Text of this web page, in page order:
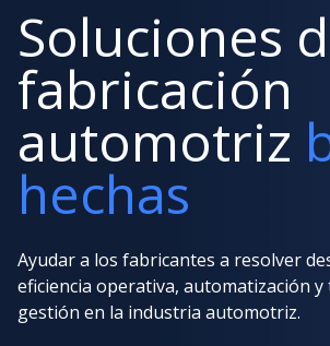
Soluciones
fabricación
automotriz
hechas
Ayudar a los fabricantes a resolver
eficiencia operativa, automatización y
gestión en la industria automotriz.